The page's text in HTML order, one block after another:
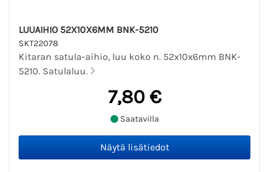
LUUAIHIO 52X10X6MM BNK-5210
SKT22078
Kitaran satula-aihio, luu koko n. 52x10x6mm BNK-
5210. Satulaluu.
7,80 €
Saatavilla